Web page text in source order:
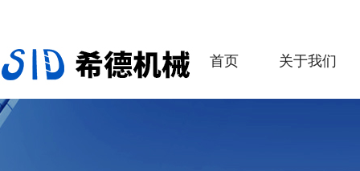
首页 关于我们